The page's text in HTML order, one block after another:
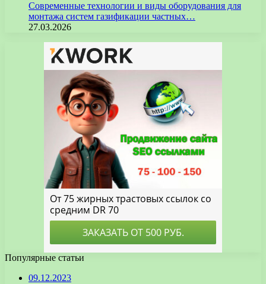
Современные технологии и виды оборудования для
монтажа систем газификации частных…
27.03.2026
Популярные статьи
09.12.2023